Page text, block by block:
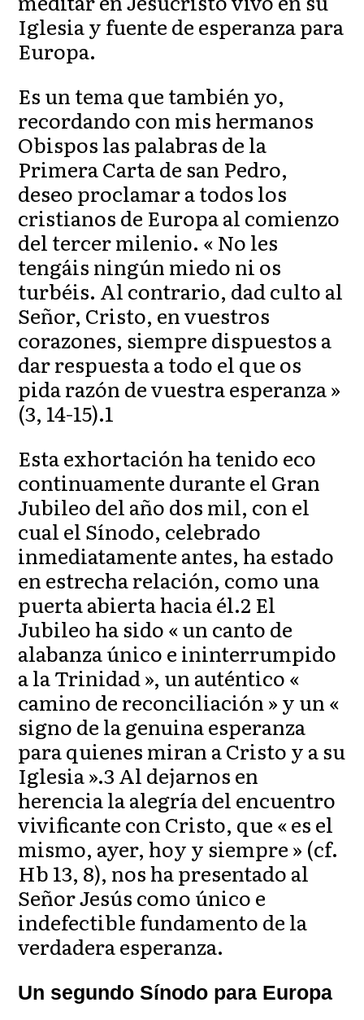
Iglesia y fuente de esperanza para
Europa.
Es un tema que también yo,
recordando con mis hermanos
Obispos las palabras de la
Primera Carta de san Pedro,
deseo proclamar a todos los
cristianos de Europa al comienzo
del tercer milenio. « No les
tengáis ningún miedo ni os
turbéis. Al contrario, dad culto al
Señor, Cristo, en vuestros
corazones, siempre dispuestos a
dar respuesta a todo el que os
pida razón de vuestra esperanza »
(3, 14-15).1
Esta exhortación ha tenido eco
continuamente durante el Gran
Jubileo del año dos mil, con el
cual el Sínodo, celebrado
inmediatamente antes, ha estado
en estrecha relación, como una
puerta abierta hacia él.2 El
Jubileo ha sido « un canto de
alabanza único e ininterrumpido
a la Trinidad », un auténtico «
camino de reconciliación » y un «
signo de la genuina esperanza
para quienes miran a Cristo y a su
Iglesia ».3 Al dejarnos en
herencia la alegría del encuentro
vivificante con Cristo, que « es el
mismo, ayer, hoy y siempre » (cf.
Hb 13, 8), nos ha presentado al
Señor Jesús como único e
indefectible fundamento de la
verdadera esperanza.
Un segundo Sínodo para Europa